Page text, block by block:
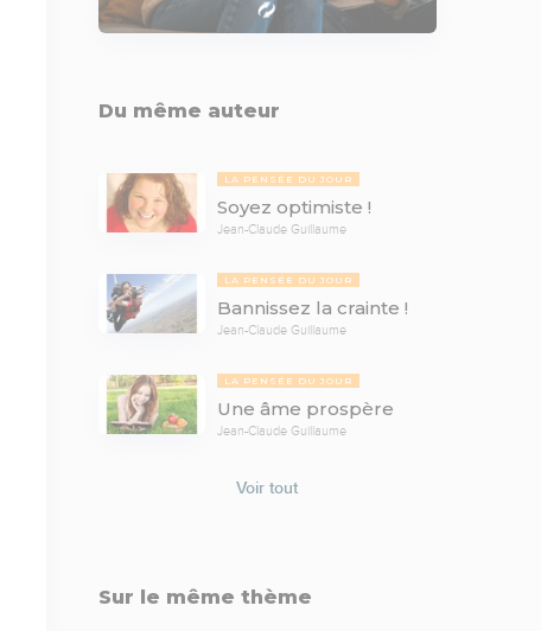
Du même auteur
LA PENSÉE DU JOUR
Soyez optimiste !
Jean-Claude Guillaume
LA PENSÉE DU JOUR
Bannissez la crainte !
Jean-Claude Guillaume
LA PENSÉE DU JOUR
Une âme prospère
Jean-Claude Guillaume
Voir tout
Sur le même thème